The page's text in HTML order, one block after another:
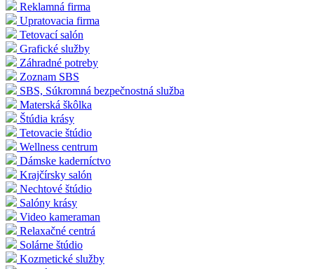
Reklamná firma
Upratovacia firma
Tetovací salón
Grafické služby
Záhradné potreby
Zoznam SBS
SBS, Súkromná bezpečnostná služba
Materská škôlka
Štúdia krásy
Tetovacie štúdio
Wellness centrum
Dámske kaderníctvo
Krajčírsky salón
Nechtové štúdio
Salóny krásy
Video kameraman
Relaxačné centrá
Solárne štúdio
Kozmetické služby